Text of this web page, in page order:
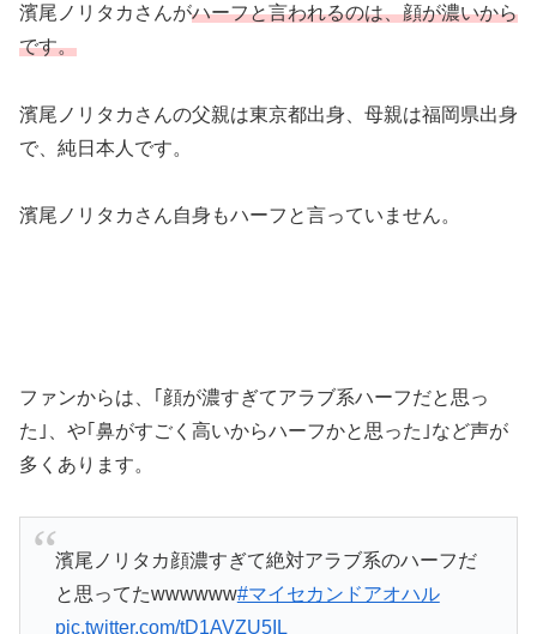
濱尾ノリタカさんがハーフと言われるのは、顔が濃いから
です。
濱尾ノリタカさんの父親は東京都出身、母親は福岡県出身
で、純日本人です。
濱尾ノリタカさん自身もハーフと言っていません。
ファンからは、｢顔が濃すぎてアラブ系ハーフだと思っ
た｣、や｢鼻がすごく高いからハーフかと思った｣など声が
多くあります。
濱尾ノリタカ顔濃すぎて絶対アラブ系のハーフだ
と思ってたwwwwww#マイセカンドアオハル
pic.twitter.com/tD1AVZU5IL